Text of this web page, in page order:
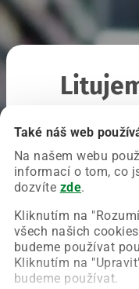
Také náš web
Na našem webu
informací o tom, co
dozvíte zde.
Kliknutím na
všech našich
budeme používat
Kliknutím na
budeme používat.
Chyba nastala
Zkuste prosím
Obnovit